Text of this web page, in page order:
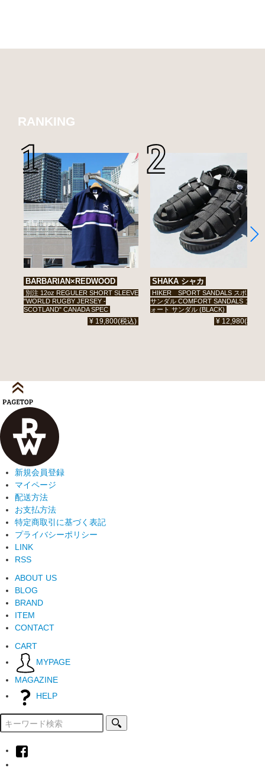
RANKING
BARBARIAN×REDWOOD
別注 12oz REGULER SHORT SLEEVE
"WORLD RUGBY JERSEY -
SCOTLAND" CANADA SPEC
¥ 19,800(税込)
SHAKA シャカ
HIKER SPORT SANDALS スポーツ
サンダル COMFORT SANDALS コンフ
ォート サンダル (BLACK)
¥ 12,980(税込)
新規会員登録
マイページ
配送方法
お支払方法
特定商取引に基づく表記
プライバシーポリシー
LINK
RSS
ABOUT US
BLOG
BRAND
ITEM
CONTACT
CART
MYPAGE
MAGAZINE
HELP